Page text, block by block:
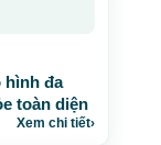
hình đa
toàn diện
Xem chi tiết›